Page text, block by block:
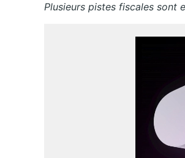
Plusieurs pistes fiscales sont